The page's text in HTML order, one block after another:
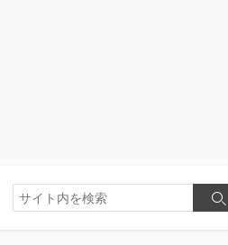
検
索
検